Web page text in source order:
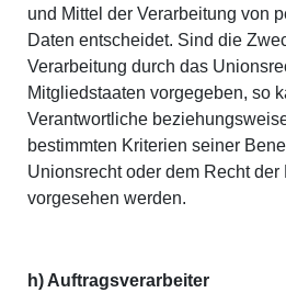
und Mittel der Verarbeitung von
Daten entscheidet. Sind die
Verarbeitung durch das
Mitgliedstaaten vorgegeben, so
Verantwortliche
bestimmten Kriterien seiner
Unionsrecht oder dem Recht der
vorgesehen werden.
h) Auftragsverarbeiter